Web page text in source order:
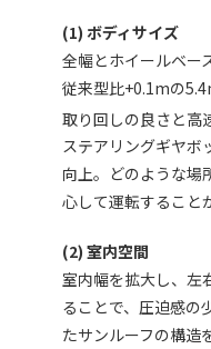
(1) ボディサイズ
全幅とホイールベー
従来型比+0.1mの
取り回しの良さと高
ステアリングギヤボ
向上。どのような場
心して運転すること
(2) 室内空間
室内幅を拡大し、左
ることで、圧迫感の
たサンルーフの構造